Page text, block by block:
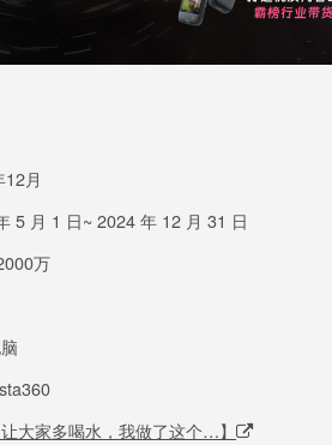
月
5 月 1 日~ 2024 年 12 月 31 日
万
让大家多喝水，我做了这个…】